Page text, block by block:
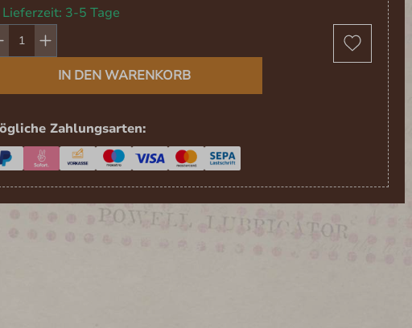
Lieferzeit: 3-5 Tage
Anzahl: Gib den gewünschten Wert
IN DEN WARENKORB
Zahlungsarten: